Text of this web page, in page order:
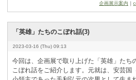
企画展示案内 ｜
「英雄」たちのこぼれ話(3)
2023-03-16 (Thu) 09:13
今回は、企画展で取り上げた「英雄」たち
こぼれ話をご紹介します。元就は、安芸国